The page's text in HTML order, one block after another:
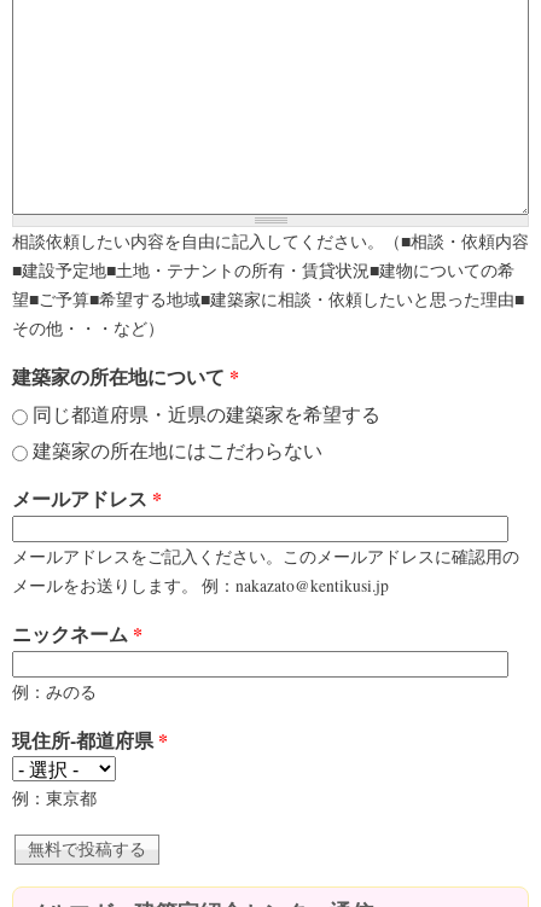
相談依頼したい内容を自由に記入してください。（■相談・依頼内容
■建設予定地■土地・テナントの所有・賃貸状況■建物についての希
望■ご予算■希望する地域■建築家に相談・依頼したいと思った理由■
その他・・・など）
建築家の所在地について *
同じ都道府県・近県の建築家を希望する
建築家の所在地にはこだわらない
メールアドレス *
メールアドレスをご記入ください。このメールアドレスに確認用の
メールをお送りします。 例：nakazato@kentikusi.jp
ニックネーム *
例：みのる
現住所-都道府県*
例：東京都